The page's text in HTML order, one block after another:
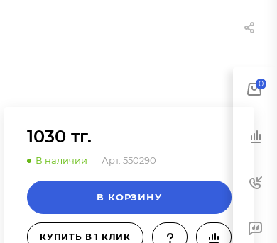
1030 тг.
В наличии Арт. 550290
В КОРЗИНУ
КУПИТЬ В 1 КЛИК
0